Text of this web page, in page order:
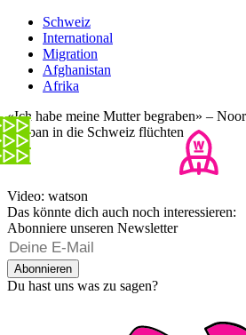
Schweiz
International
Migration
Afghanistan
Afrika
«Ich habe meine Mutter begraben» –
Taliban in die Schweiz flüchten
Video: watson
Das könnte dich auch noch interessieren:
Abonniere unseren Newsletter
Abonnieren
Du hast uns was zu sagen?